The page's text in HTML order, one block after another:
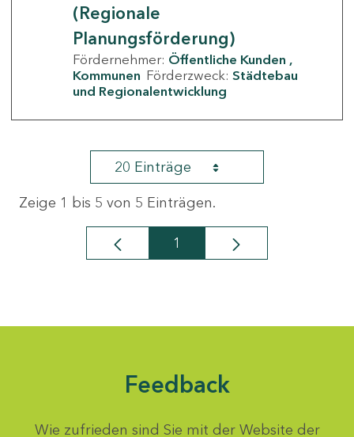
(Regionale
Planungsförderung)
Fördernehmer: Öffentliche Kunden
Kommunen Förderzweck: Städtebau
und Regionalentwicklung
20 Einträge
Zeige 1 bis 5 von 5 Einträgen.
Seite
1
Feedback
Wie zufrieden sind Sie mit der Website der